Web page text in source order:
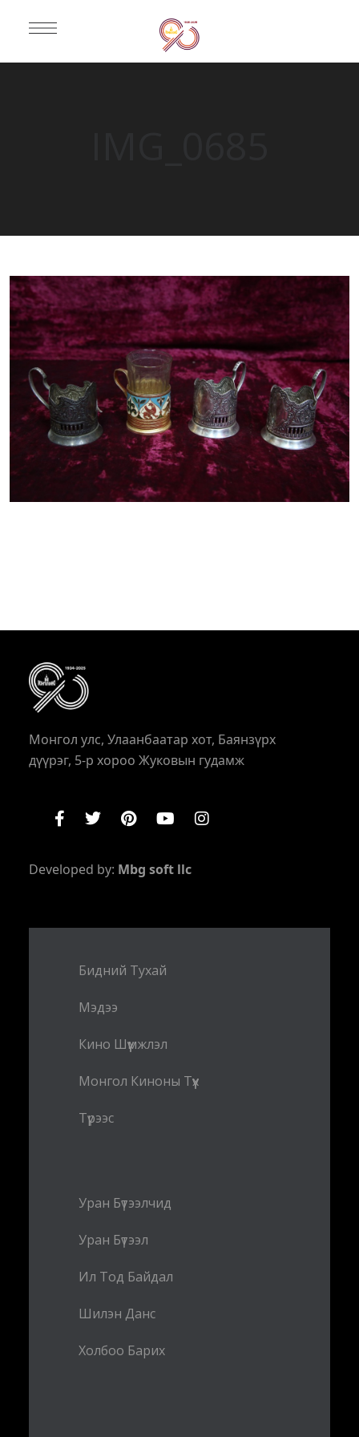
Монгол улс, Улаанбаатар хот, Баянзүрх
дүүрэг, 5-р хороо Жуковын гудамж
Developed by: Mbg soft llc
Бидний Тухай
Мэдээ
Кино Шүүмжлэл
Монгол Киноны Түүх
Түрээс
Уран Бүтээлчид
Уран Бүтээл
Ил Тод Байдал
Шилэн Данс
Холбоо Барих